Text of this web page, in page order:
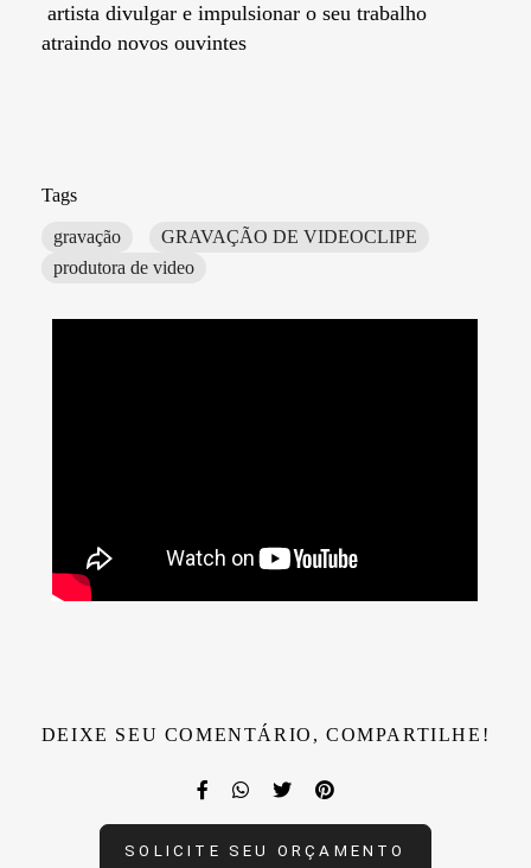
artista divulgar e impulsionar o seu trabalho
atraindo novos ouvintes
Tags
gravação
GRAVAÇÃO DE VIDEOCLIPE
produtora de video
DEIXE SEU COMENTÁRIO, COMPARTILHE!
SOLICITE SEU ORÇAMENTO